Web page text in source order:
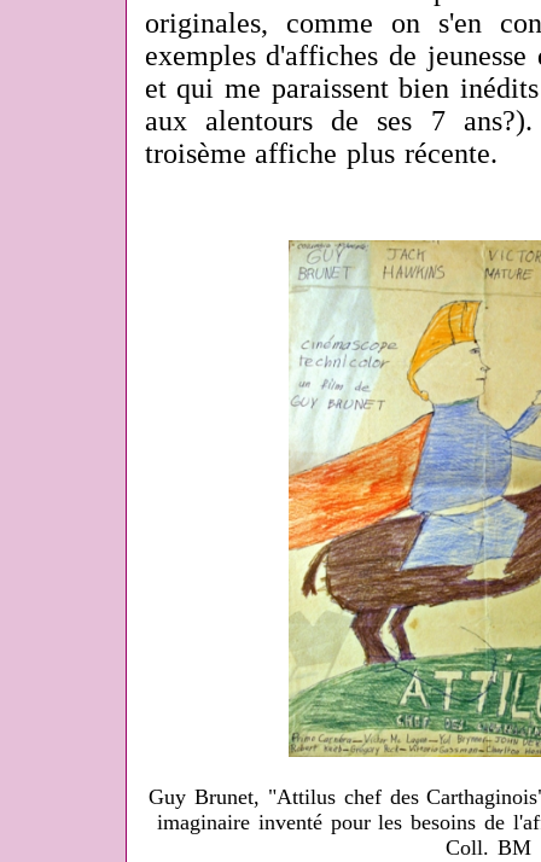
originales, comme on s'en
exemples d'affiches de
et qui me paraissent bien
aux alentours de ses 7
troisème affiche plus récente.
Guy Brunet, "Attilus chef des
imaginaire inventé pour les besoins de
Coll. BM